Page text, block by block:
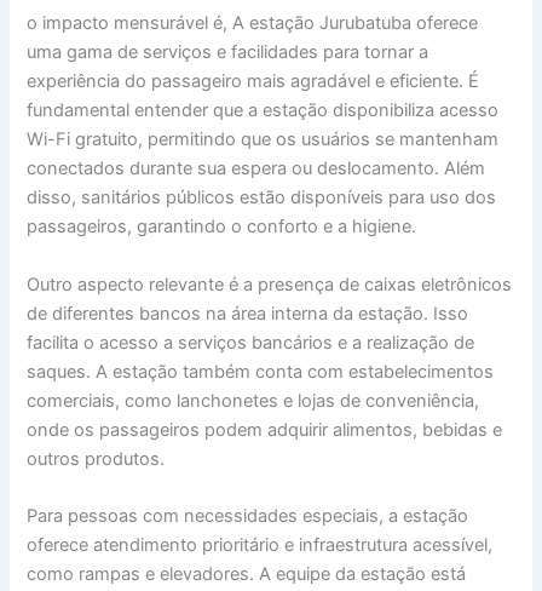
o impacto mensurável é, A estação Jurubatuba oferece
uma gama de serviços e facilidades para tornar a
experiência do passageiro mais agradável e eficiente. É
fundamental entender que a estação disponibiliza acesso
Wi-Fi gratuito, permitindo que os usuários se mantenham
conectados durante sua espera ou deslocamento. Além
disso, sanitários públicos estão disponíveis para uso dos
passageiros, garantindo o conforto e a higiene.
Outro aspecto relevante é a presença de caixas eletrônicos
de diferentes bancos na área interna da estação. Isso
facilita o acesso a serviços bancários e a realização de
saques. A estação também conta com estabelecimentos
comerciais, como lanchonetes e lojas de conveniência,
onde os passageiros podem adquirir alimentos, bebidas e
outros produtos.
Para pessoas com necessidades especiais, a estação
oferece atendimento prioritário e infraestrutura acessível,
como rampas e elevadores. A equipe da estação está